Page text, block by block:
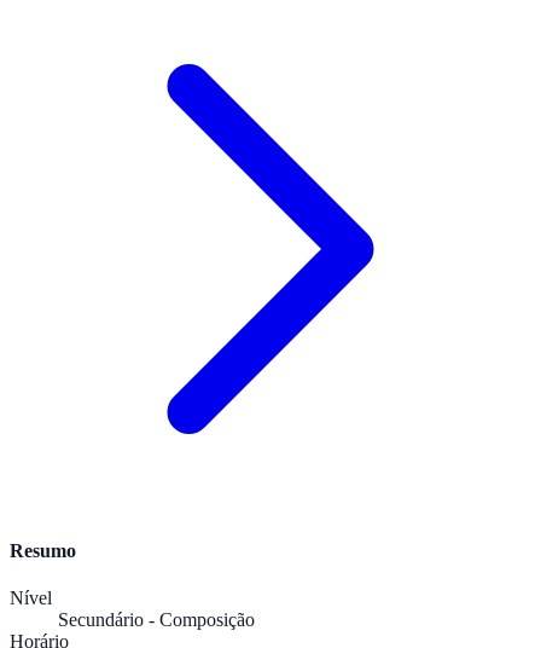
Resumo
Nível
Secundário - Composição
Horário